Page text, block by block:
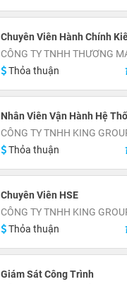
Chuyên Viên Hành Chính
CÔNG TY TNHH THƯƠNG
Thỏa thuận
Nhân Viên Vận Hành Hệ
CÔNG TY TNHH KING
Thỏa thuận
Chuyên Viên HSE
CÔNG TY TNHH KING
Thỏa thuận
Giám Sát Công Trình